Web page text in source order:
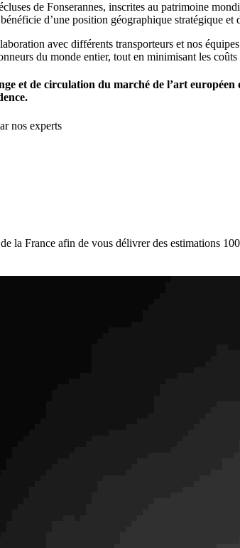
de Fonserannes, inscrites au patrimoine
d’une position géographique stratégique
avec différents transporteurs et nos
du monde entier, tout en minimisant les coûts
et de circulation du marché de l’art
nos experts
la France afin de vous délivrer des estimations